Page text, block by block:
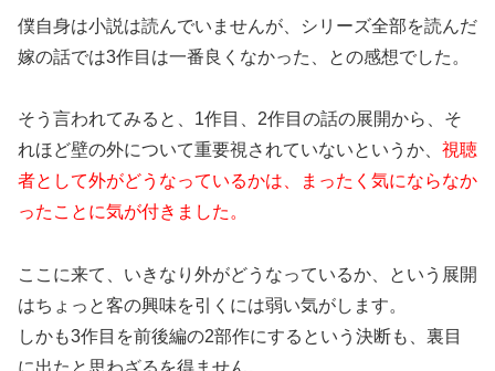
僕自身は小説は読んでいませんが、シリーズ全部を読んだ
嫁の話では3作目は一番良くなかった、との感想でした。
そう言われてみると、1作目、2作目の話の展開から、そ
れほど壁の外について重要視されていないというか、 視聴
者として外がどうなっているかは、まったく気にならなか
ったことに気が付きました。
ここに来て、いきなり外がどうなっているか、という展開
はちょっと客の興味を引くには弱い気がします。
しかも3作目を前後編の2部作にするという決断も、裏目